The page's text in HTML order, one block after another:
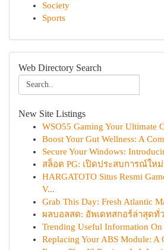
Society
Sports
Web Directory Search
New Site Listings
WSO55 Gaming Your Ultimate
Boost Your Gut Wellness: A
Secure Your Windows:
สล็อต PG: เปิดประสบการณ์ให
HARGATOTO Situs Resmi
V...
Grab This Day: Fresh Atlantic
ผลบอลสด: อัพเดทสกอร์ล่าสุดทั่
Trending Useful Information On
Replacing Your ABS Module: A